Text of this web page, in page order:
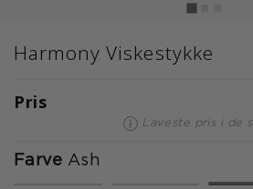
Harmony Viskestykke
Pris
Laveste pris i de
Farve Ash